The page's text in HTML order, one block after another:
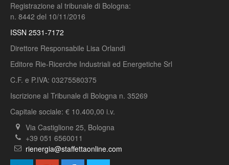
Registrazione al tribunale di Bologna:
n. 8442 del 10/11/2016
ISSN 2531-7172
Direttore Responsabile Lisa Orlandi
Editore Rie-Ricerche Industriali ed Energetiche Srl
C.F. e P.IVA: 03275580375
Iscrizione al Tribunale di Bologna n. 35269
Capitale sociale: € 10.400,00 i.v.
Via Castiglione 25, Bologna
+39 051 6560011
rienergia@staffettaonline.com